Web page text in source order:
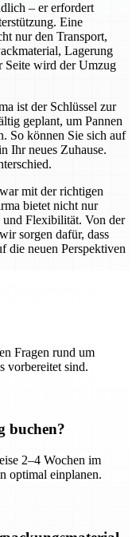
– er erfordert
Eine
nur den Transport,
Lagerung
Seite wird der Umzug
ist der Schlüssel zur
geplant, um Pannen
So können Sie sich auf
Ihr neues Zuhause.
mit der richtigen
bietet nicht nur
und Flexibilität. Von der
sorgen dafür, dass
die neuen Perspektiven
Fragen rund um
vorbereitet sind.
buchen?
2–4 Wochen im
optimal einplanen.